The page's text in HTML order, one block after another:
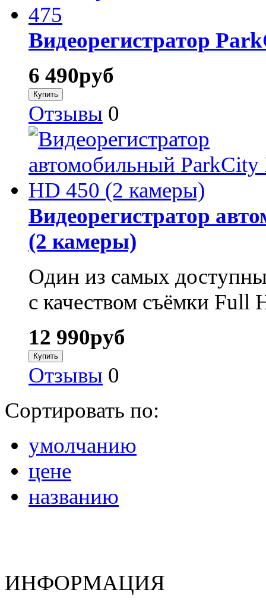
Видеорегистратор
6 490руб
Отзывы 0
Видеорегистратор
(2 камеры)
Один из самых
с качеством съёмки Full
12 990руб
Отзывы 0
Сортировать по:
умолчанию
цене
названию
ИНФОРМАЦИЯ